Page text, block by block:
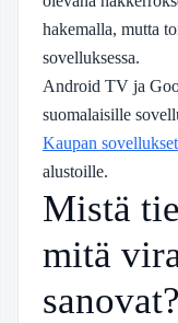
hakemalla, mutta
sovelluksessa.
Android TV ja
suomalaisille
Kaupan sovellukset
alustoille.
Mistä
mitä
sanovat?